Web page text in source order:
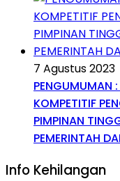
7 Agustus 2023
PENGUMUMAN
KOMPETITIF
PIMPINAN
PEMERINTAH
Info Kehilangan